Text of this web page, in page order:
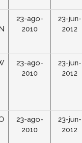
23-ago-
2010
23-jun-
2012
23-ago-
2010
23-jun-
2012
23-ago-
2010
23-jun-
2012